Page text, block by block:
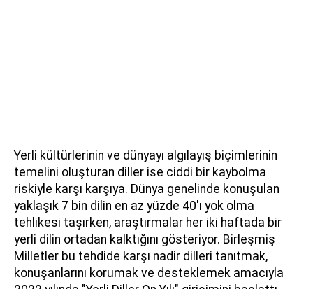
Yerli kültürlerinin ve dünyayı algılayış biçimlerinin
temelini oluşturan diller ise ciddi bir kaybolma
riskiyle karşı karşıya. Dünya genelinde konuşulan
yaklaşık 7 bin dilin en az yüzde 40'ı yok olma
tehlikesi taşırken, araştırmalar her iki haftada bir
yerli dilin ortadan kalktığını gösteriyor. Birleşmiş
Milletler bu tehdide karşı nadir dilleri tanıtmak,
konuşanlarını korumak ve desteklemek amacıyla